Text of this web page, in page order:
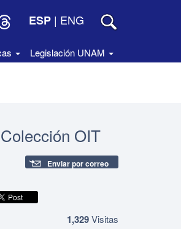
ESP | ENG
Legislación UNAM
OIT
Enviar por correo
1,329Visitas